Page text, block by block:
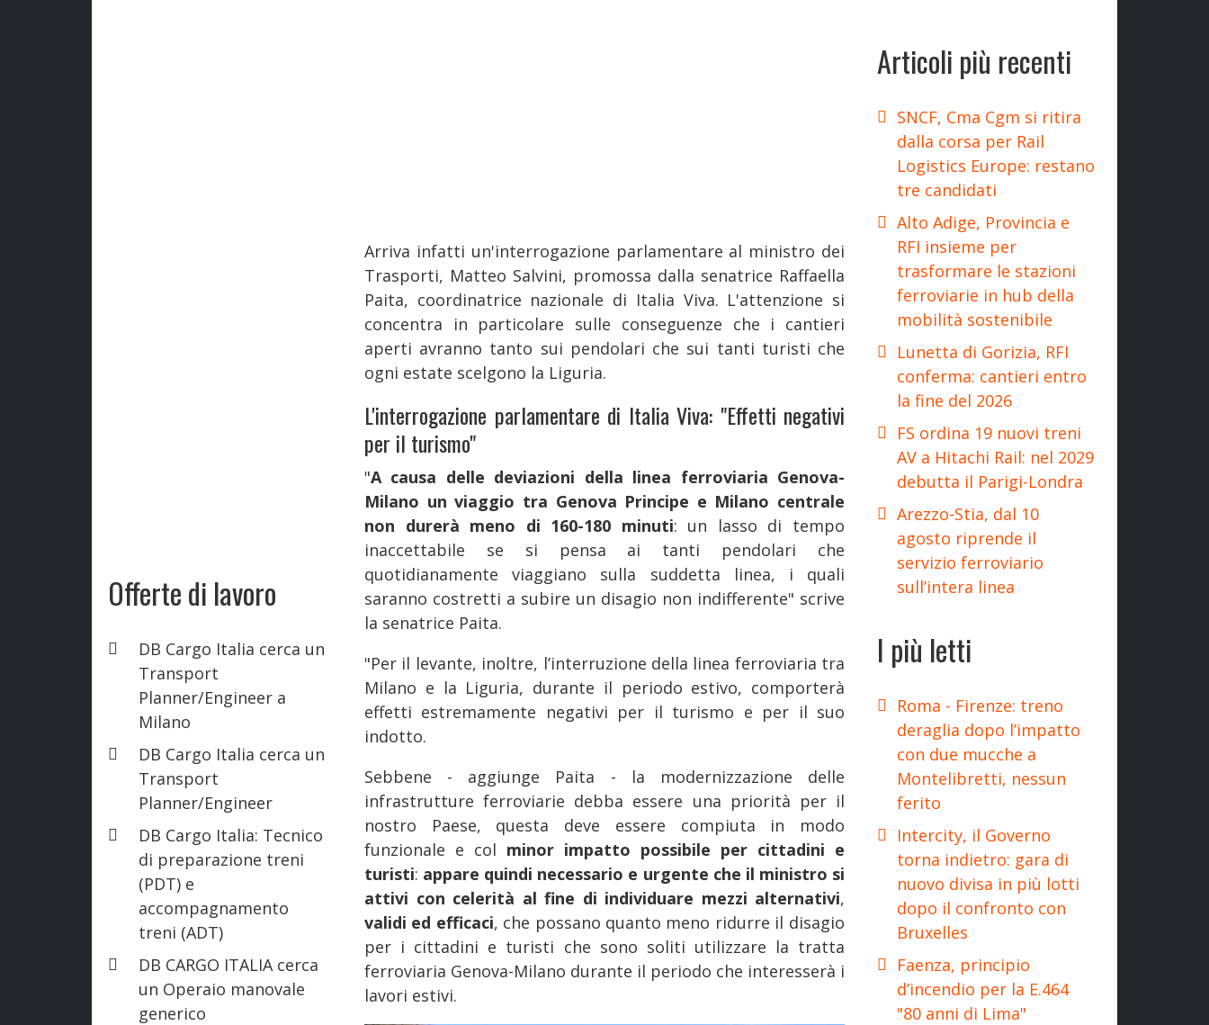
Offerte di lavoro
DB Cargo Italia cerca un
Transport
Planner/Engineer a
Milano
DB Cargo Italia cerca un
Transport
Planner/Engineer
DB Cargo Italia: Tecnico
di preparazione treni
(PDT) e
accompagnamento
treni (ADT)
DB CARGO ITALIA cerca
un Operaio manovale
generico
Arriva infatti un'interrogazione parlamentare al ministro dei
Trasporti, Matteo Salvini, promossa dalla senatrice Raffaella
Paita, coordinatrice nazionale di Italia Viva. L'attenzione si
concentra in particolare sulle conseguenze che i cantieri
aperti avranno tanto sui pendolari che sui tanti turisti che
ogni estate scelgono la Liguria.
L'interrogazione parlamentare di Italia Viva: "Effetti negativi
per il turismo"
"A causa delle deviazioni della linea ferroviaria Genova-
Milano un viaggio tra Genova Principe e Milano centrale
non durerà meno di 160-180 minuti: un lasso di tempo
inaccettabile se si pensa ai tanti pendolari che
quotidianamente viaggiano sulla suddetta linea, i quali
saranno costretti a subire un disagio non indifferente" scrive
la senatrice Paita.
"Per il levante, inoltre, l’interruzione della linea ferroviaria tra
Milano e la Liguria, durante il periodo estivo, comporterà
effetti estremamente negativi per il turismo e per il suo
indotto.
Sebbene - aggiunge Paita - la modernizzazione delle
infrastrutture ferroviarie debba essere una priorità per il
nostro Paese, questa deve essere compiuta in modo
funzionale e col minor impatto possibile per cittadini e
turisti: appare quindi necessario e urgente che il ministro si
attivi con celerità al fine di individuare mezzi alternativi,
validi ed efficaci, che possano quanto meno ridurre il disagio
per i cittadini e turisti che sono soliti utilizzare la tratta
ferroviaria Genova-Milano durante il periodo che interesserà i
lavori estivi.
Articoli più recenti
SNCF, Cma Cgm si ritira
dalla corsa per Rail
Logistics Europe: restano
tre candidati
Alto Adige, Provincia e
RFI insieme per
trasformare le stazioni
ferroviarie in hub della
mobilità sostenibile
Lunetta di Gorizia, RFI
conferma: cantieri entro
la fine del 2026
FS ordina 19 nuovi treni
AV a Hitachi Rail: nel 2029
debutta il Parigi-Londra
Arezzo-Stia, dal 10
agosto riprende il
servizio ferroviario
sull’intera linea
I più letti
Roma - Firenze: treno
deraglia dopo l’impatto
con due mucche a
Montelibretti, nessun
ferito
Intercity, il Governo
torna indietro: gara di
nuovo divisa in più lotti
dopo il confronto con
Bruxelles
Faenza, principio
d’incendio per la E.464
"80 anni di Lima"